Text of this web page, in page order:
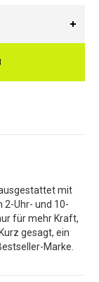
mit
2-Uhr- und 10-
für mehr Kraft,
gesagt, ein
Marke.